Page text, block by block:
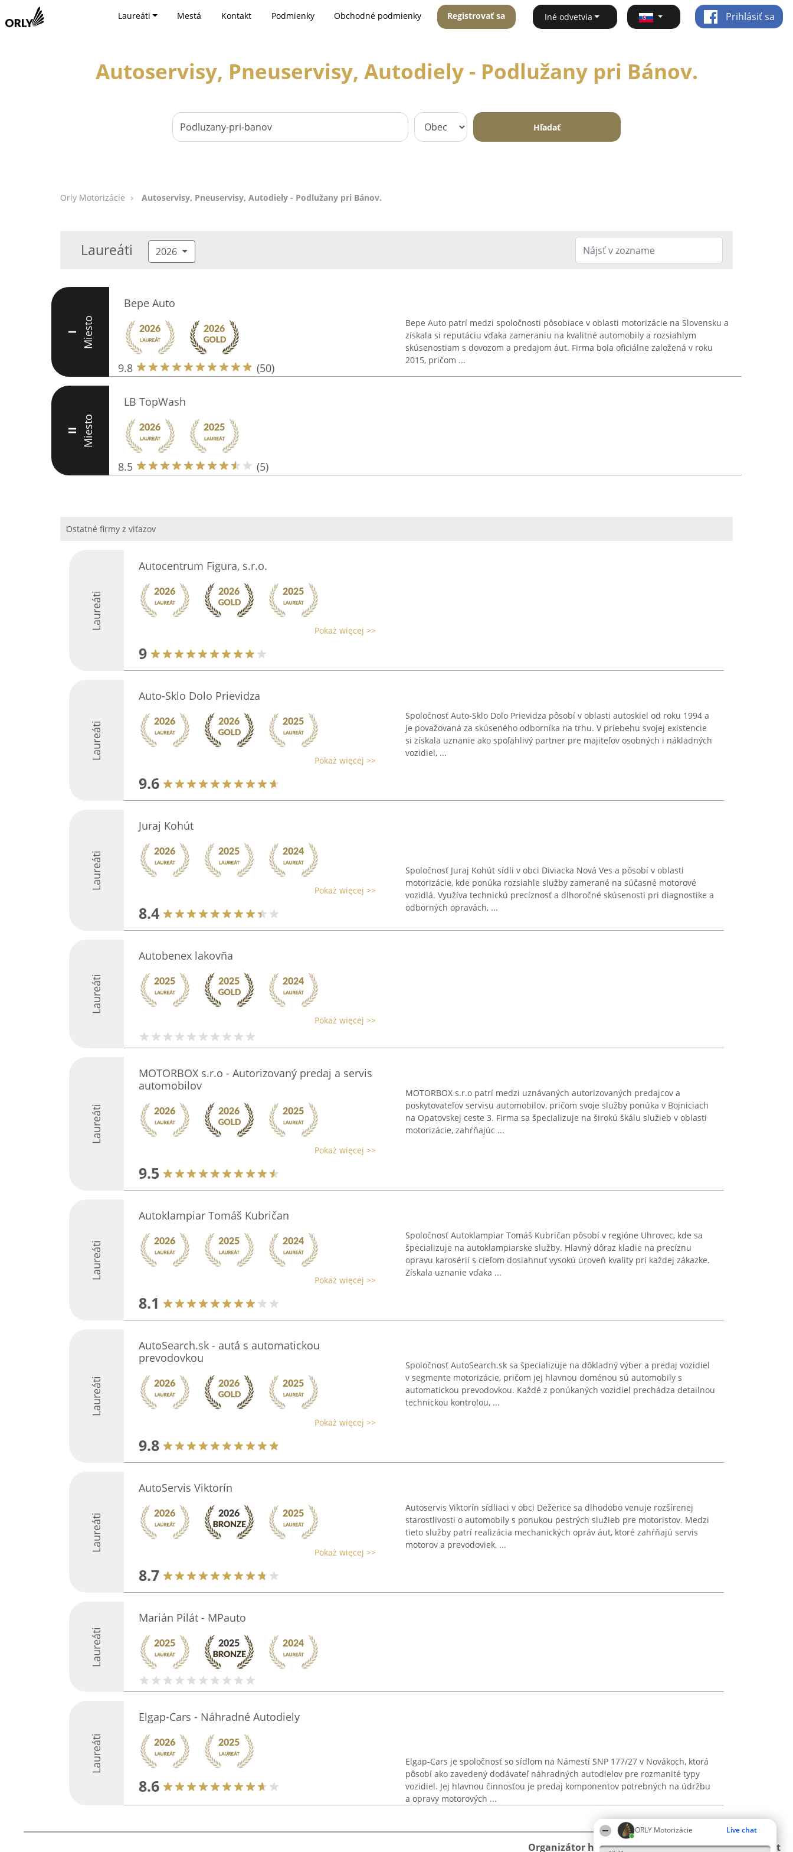
ORLY Motorizácie Live chat
Laureáti Mestá Kontakt Podmienky Obchodné podmienky Registrovať sa Iné odvetvia Prihlásiť sa
Autoservisy, Pneuservisy, Autodiely - Podlužany pri Bánov.
Hľadať
Orly Motorizácie Autoservisy, Pneuservisy, Autodiely - Podlužany pri Bánov.
Laureáti 2026
I Miesto
Bepe Auto
9.8 (50)
Bepe Auto patrí medzi spoločnosti pôsobiace v oblasti motorizácie na Slovensku a
získala si reputáciu vďaka zameraniu na kvalitné automobily a rozsiahlym
skúsenostiam s dovozom a predajom áut. Firma bola oficiálne založená v roku
2015, pričom ...
II Miesto
LB TopWash
8.5 (5)
Ostatné firmy z viťazov
Laureáti
Autocentrum Figura, s.r.o.
Pokaż więcej >>
9
Laureáti
Auto-Sklo Dolo Prievidza
Pokaż więcej >>
9.6
Spoločnosť Auto-Sklo Dolo Prievidza pôsobí v oblasti autoskiel od roku 1994 a
je považovaná za skúseného odborníka na trhu. V priebehu svojej existencie
si získala uznanie ako spoľahlivý partner pre majiteľov osobných i nákladných
vozidiel, ...
Laureáti
Juraj Kohút
Pokaż więcej >>
8.4
Spoločnosť Juraj Kohút sídli v obci Diviacka Nová Ves a pôsobí v oblasti
motorizácie, kde ponúka rozsiahle služby zamerané na súčasné motorové
vozidlá. Využíva technickú precíznosť a dlhoročné skúsenosti pri diagnostike a
odborných opravách, ...
Laureáti
Autobenex lakovña
Pokaż więcej >>
Laureáti
MOTORBOX s.r.o - Autorizovaný predaj a servis
automobilov
Pokaż więcej >>
9.5
MOTORBOX s.r.o patrí medzi uznávaných autorizovaných predajcov a
poskytovateľov servisu automobilov, pričom svoje služby ponúka v Bojniciach
na Opatovskej ceste 3. Firma sa špecializuje na širokú škálu služieb v oblasti
motorizácie, zahŕňajúc ...
Laureáti
Autoklampiar Tomáš Kubričan
Pokaż więcej >>
8.1
Spoločnosť Autoklampiar Tomáš Kubričan pôsobí v regióne Uhrovec, kde sa
špecializuje na autoklampiarske služby. Hlavný dôraz kladie na precíznu
opravu karosérií s cieľom dosiahnuť vysokú úroveň kvality pri každej zákazke.
Získala uznanie vďaka ...
Laureáti
AutoSearch.sk - autá s automatickou
prevodovkou
Pokaż więcej >>
9.8
Spoločnosť AutoSearch.sk sa špecializuje na dôkladný výber a predaj vozidiel
v segmente motorizácie, pričom jej hlavnou doménou sú automobily s
automatickou prevodovkou. Každé z ponúkaných vozidiel prechádza detailnou
technickou kontrolou, ...
Laureáti
AutoServis Viktorín
Pokaż więcej >>
8.7
Autoservis Viktorín sídliaci v obci Dežerice sa dlhodobo venuje rozšírenej
starostlivosti o automobily s ponukou pestrých služieb pre motoristov. Medzi
tieto služby patrí realizácia mechanických opráv áut, ktoré zahŕňajú servis
motorov a prevodoviek, ...
Laureáti
Marián Pilát - MPauto
Laureáti
Elgap-Cars - Náhradné Autodiely
8.6
Elgap-Cars je spoločnosť so sídlom na Námestí SNP 177/27 v Novákoch, ktorá
pôsobí ako zavedený dodávateľ náhradných autodielov pre rozmanité typy
vozidiel. Jej hlavnou činnosťou je predaj komponentov potrebných na údržbu
a opravy motorových ...
Organizátor hodnotenia Hodnotenie Kontakt